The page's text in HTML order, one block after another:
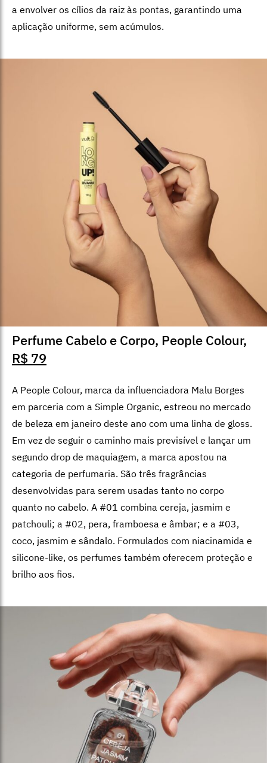
a envolver os cílios da raiz às pontas, garantindo uma
aplicação uniforme, sem acúmulos.
Perfume Cabelo e Corpo, People Colour,
R$ 79
A People Colour, marca da influenciadora Malu Borges
em parceria com a Simple Organic, estreou no mercado
de beleza em janeiro deste ano com uma linha de gloss.
Em vez de seguir o caminho mais previsível e lançar um
segundo drop de maquiagem, a marca apostou na
categoria de perfumaria. São três fragrâncias
desenvolvidas para serem usadas tanto no corpo
quanto no cabelo. A #01 combina cereja, jasmim e
patchouli; a #02, pera, framboesa e âmbar; e a #03,
coco, jasmim e sândalo. Formulados com niacinamida e
silicone-like, os perfumes também oferecem proteção e
brilho aos fios.